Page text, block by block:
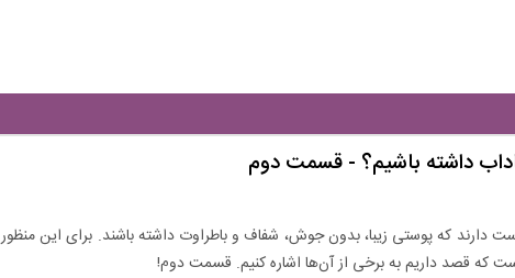
داشته باشیم؟ - قسمت دوم
دارند که پوستی زیبا، بدون جوش، شفاف و باطراوت داشته باشند. برای این منظور
که قصد داریم به برخی از آن‌ها اشاره کنیم. قسمت دوم!